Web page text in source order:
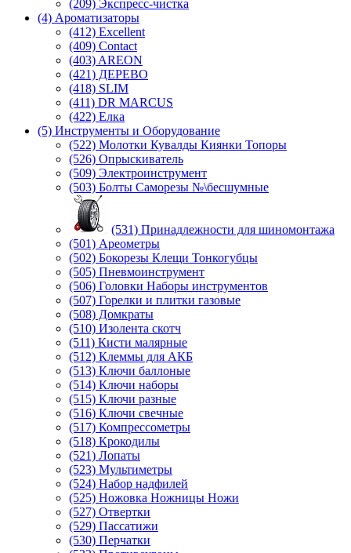
(209) Экспреcс-чистка
(4) Ароматизаторы
(412) Excellent
(409) Contact
(403) AREON
(421) ДЕРЕВО
(418) SLIM
(411) DR MARCUS
(422) Елка
(5) Инструменты и Оборудование
(522) Молотки Кувалды Киянки Топоры
(526) Опрыскиватель
(509) Электроинструмент
(503) Болты Саморезы №\бесшумные
(531) Принадлежности для шиномонтажа
(501) Ареометры
(502) Бокорезы Клещи Тонкогубцы
(505) Пневмоинструмент
(506) Головки Наборы инструментов
(507) Горелки и плитки газовые
(508) Домкраты
(510) Изолента скотч
(511) Кисти малярные
(512) Клеммы для АКБ
(513) Ключи баллоные
(514) Ключи наборы
(515) Ключи разные
(516) Ключи свечные
(517) Компрессометры
(518) Крокодилы
(521) Лопаты
(523) Мультиметры
(524) Набор надфилей
(525) Ножовка Ножницы Ножи
(527) Отвертки
(529) Пассатижи
(530) Перчатки